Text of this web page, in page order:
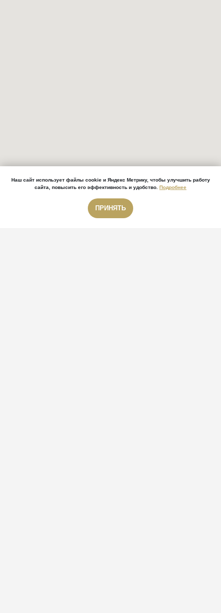
Звонок бесплатный
Звонок бесплатный
Наш сайт использует файлы cookie и Яндекс Метрику, чтобы улучшить работу
сайта, повысить его эффективность и удобство. Подробнее
ПРИНЯТЬ